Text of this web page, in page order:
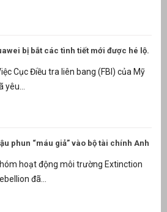
bị bắt các tình tiết mới được hé lộ.
Cục Điều tra liên bang (FBI) của Mỹ
yêu...
phun “máu giả” vào bộ tài chính Anh
hoạt động môi trường Extinction
đã...